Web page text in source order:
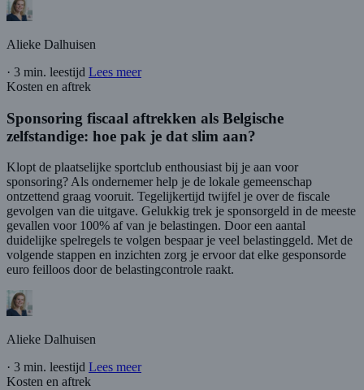
Alieke Dalhuisen
· 3 min. leestijd Lees meer
Kosten en aftrek
Sponsoring fiscaal aftrekken als Belgische
zelfstandige: hoe pak je dat slim aan?
Klopt de plaatselijke sportclub enthousiast bij je aan voor
sponsoring? Als ondernemer help je de lokale gemeenschap
ontzettend graag vooruit. Tegelijkertijd twijfel je over de fiscale
gevolgen van die uitgave. Gelukkig trek je sponsorgeld in de meeste
gevallen voor 100% af van je belastingen. Door een aantal
duidelijke spelregels te volgen bespaar je veel belastinggeld. Met de
volgende stappen en inzichten zorg je ervoor dat elke gesponsorde
euro feilloos door de belastingcontrole raakt.
Alieke Dalhuisen
· 3 min. leestijd Lees meer
Kosten en aftrek